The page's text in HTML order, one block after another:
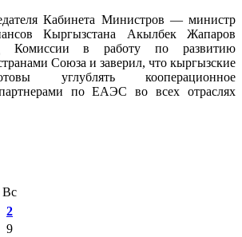
Кабинета Министров — министр
Кыргызстана Акылбек Жапаров
Комиссии в работу по развитию
Союза и заверил, что кыргызские
углублять кооперационное
по ЕАЭС во всех отраслях
Вс
2
9